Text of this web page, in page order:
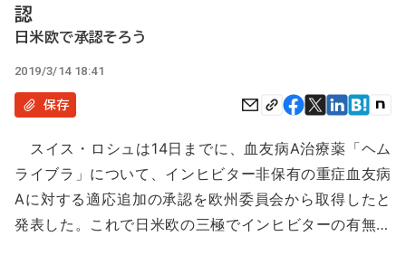
テ
ツ
に
認
日米欧で承認そろう
2019/3/14 18:41
保存
スイス・ロシュは14日までに、血友病A治療薬「ヘム
ライブラ」について、インヒビター非保有の重症血友病
Aに対する適応追加の承認を欧州委員会から取得したと
発表した。これで日米欧の三極でインヒビターの有無…